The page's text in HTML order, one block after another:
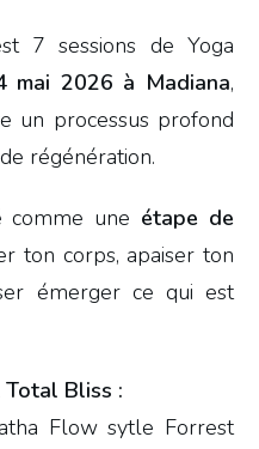
7 sessions de Yoga
mai 2026 à Madiana,
un processus profond
régénération.
comme une étape de
ton corps, apaiser ton
émerger ce qui est
Total Bliss :
Flow sytle Forrest